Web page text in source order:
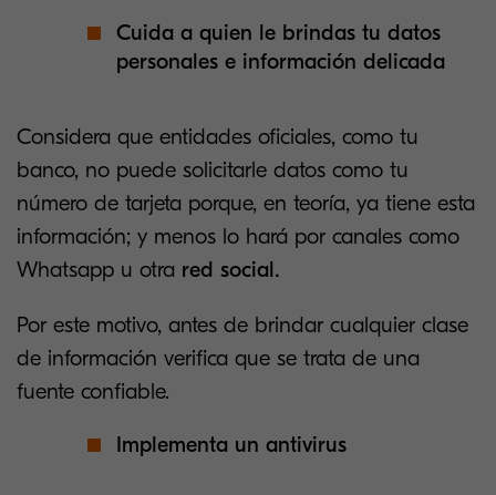
Cuida a quien le brindas tu datos
personales e información delicada
Considera que entidades oficiales, como tu
banco, no puede solicitarle datos como tu
número de tarjeta porque, en teoría, ya tiene esta
información; y menos lo hará por canales como
Whatsapp u otra red social.
Por este motivo, antes de brindar cualquier clase
de información verifica que se trata de una
fuente confiable.
Implementa un antivirus